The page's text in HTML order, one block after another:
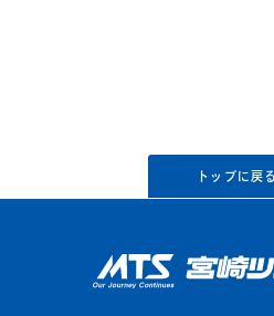
トップに戻る